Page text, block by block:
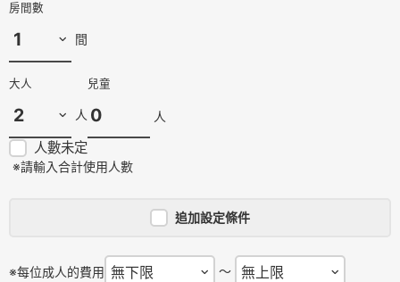
房間數
間
大人
人
兒童
人
人數未定
※請輸入合計使用人數
追加設定條件
※每位成人的費用 ～